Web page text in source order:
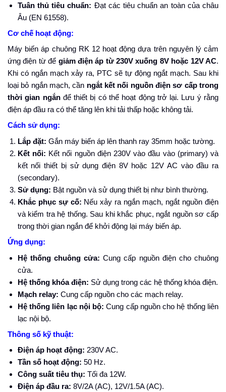
Tuân thủ tiêu chuẩn: Đạt các tiêu chuẩn an toàn của châu
Âu (EN 61558).
Cơ chế hoạt động:
Máy biến áp chuông RK 12 hoạt động dựa trên nguyên lý cảm
ứng điện từ để giảm điện áp từ 230V xuống 8V hoặc 12V AC.
Khi có ngắn mạch xảy ra, PTC sẽ tự động ngắt mạch. Sau khi
loại bỏ ngắn mạch, cần ngắt kết nối nguồn điện sơ cấp trong
thời gian ngắnđể thiết bị có thể hoạt động trở lại. Lưu ý rằng
điện áp đầu ra có thể tăng lên khi tải thấp hoặc không tải.
Cách sử dụng:
Lắp đặt: Gắn máy biến áp lên thanh ray 35mm hoặc tường.
Kết nối: Kết nối nguồn điện 230V vào đầu vào (primary) và
kết nối thiết bị sử dụng điện 8V hoặc 12V AC vào đầu ra
(secondary).
Sử dụng: Bật nguồn và sử dụng thiết bị như bình thường.
Khắc phục sự cố: Nếu xảy ra ngắn mạch, ngắt nguồn điện
và kiểm tra hệ thống. Sau khi khắc phục, ngắt nguồn sơ cấp
trong thời gian ngắn để khởi động lại máy biến áp.
Ứng dụng:
Hệ thống chuông cửa: Cung cấp nguồn điện cho chuông
cửa.
Hệ thống khóa điện: Sử dụng trong các hệ thống khóa điện.
Mạch relay: Cung cấp nguồn cho các mạch relay.
Hệ thống liên lạc nội bộ: Cung cấp nguồn cho hệ thống liên
lạc nội bộ.
Thông số kỹ thuật:
Điện áp hoạt động: 230V AC.
Tần số hoạt động: 50 Hz.
Công suất tiêu thụ: Tối đa 12W.
Điện áp đầu ra: 8V/2A (AC), 12V/1.5A (AC).